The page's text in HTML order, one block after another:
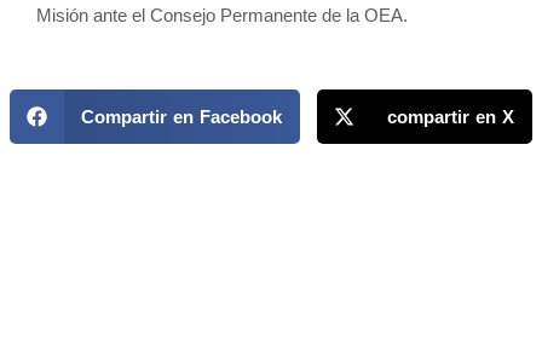
Misión ante el Consejo Permanente de la OEA.
Compartir en Facebook compartir en X